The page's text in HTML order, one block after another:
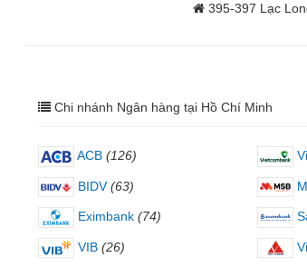
395-397 Lạc
Chi nhánh Ngân hàng tại Hồ Chí Minh
ACB (126)
BIDV (63)
Eximbank (74)
VIB (26)